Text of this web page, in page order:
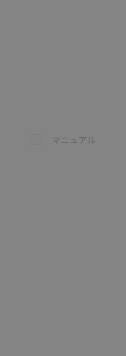
この資料を選択
マニュアル